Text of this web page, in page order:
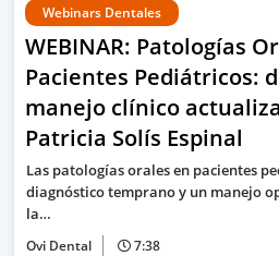
Webinars Dentales
WEBINAR: Patologías
Pacientes Pediátricos:
manejo clínico
Patricia Solís Espinal
Las patologías orales en pacientes
diagnóstico temprano y un manejo
la…
Ovi Dental 7:38